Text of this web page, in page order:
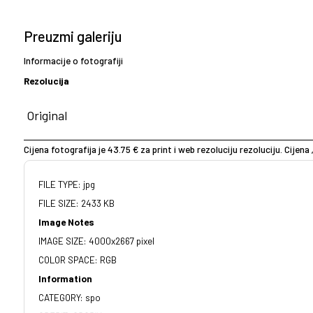
Preuzmi galeriju
Informacije o fotografiji
Rezolucija
Cijena fotografija je 43.75 € za print i web rezoluciju rezoluciju.
FILE TYPE: jpg
FILE SIZE: 2433 KB
Image Notes
IMAGE SIZE: 4000x2667 pixel
COLOR SPACE: RGB
Information
CATEGORY: spo